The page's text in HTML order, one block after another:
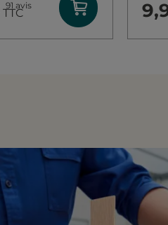
91avis
TTC